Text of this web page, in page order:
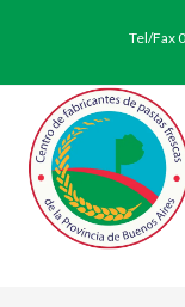
Tel/Fax